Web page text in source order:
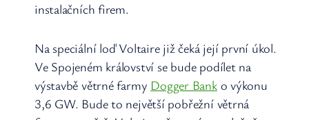
instalačních firem.
Na speciální loď Voltaire již čeká její první úkol.
Ve Spojeném království se bude podílet na
výstavbě větrné farmy Dogger Banko výkonu
3,6 GW. Bude to největší pobřežní větrná